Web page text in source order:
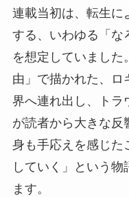
連載当初は、転生に
する、いわゆる「な
を想定していました
由」で描かれた、ロ
界へ連れ出し、トラ
が読者から大きな反
身も手応えを感じた
していく」という
ます。